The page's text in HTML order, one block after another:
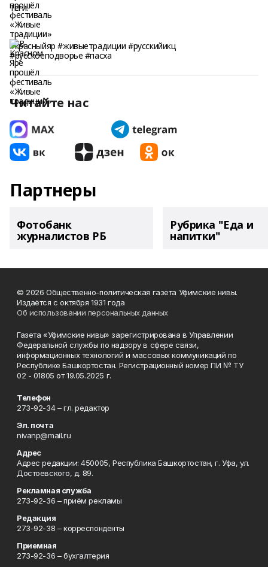
Теги:
#красныйяр #живыетрадиции #русскийикц
#русскоеподворье #пасха
Читайте нас
Партнеры
Фотобанк
журналистов РБ
Рубрика "Еда и
напитки"
© 2026 Общественно-политическая газета Уфимские нивы.
Издаётся с октября 1931 года
Об использовании персональных данных
Газета «Уфимские нивы» зарегистрирована в Управлении
Федеральной службы по надзору в сфере связи,
информационных технологий и массовых коммуникаций по
Республике Башкортостан. Регистрационный номер ПИ № ТУ
02 - 01805 от 19.05.2025 г.
Телефон
273-92-34 – гл. редактор
Эл. почта
nivanp@mail.ru
Адрес
Адрес редакции: 450005, Республика Башкортостан, г. Уфа, ул.
Достоевского, д. 89.
Рекламная служба
273-92-36 – приём рекламы
Редакция
273-92-38 – корреспонденты
Приемная
273-92-36 – бухгалтерия